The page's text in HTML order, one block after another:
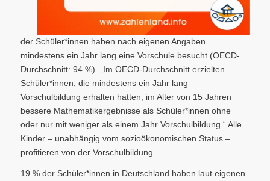
der Schüler*innen haben nach eigenen Angaben
mindestens ein Jahr lang eine Vorschule besucht (OECD-
Durchschnitt: 94 %). „Im OECD-Durchschnitt erzielten
Schüler*innen, die mindestens ein Jahr lang
Vorschulbildung erhalten hatten, im Alter von 15 Jahren
bessere Mathematikergebnisse als Schüler*innen ohne
oder nur mit weniger als einem Jahr Vorschulbildung.“ Alle
Kinder – unabhängig vom sozioökonomischen Status –
profitieren von der Vorschulbildung.
19 % der Schüler*innen in Deutschland haben laut eigenen